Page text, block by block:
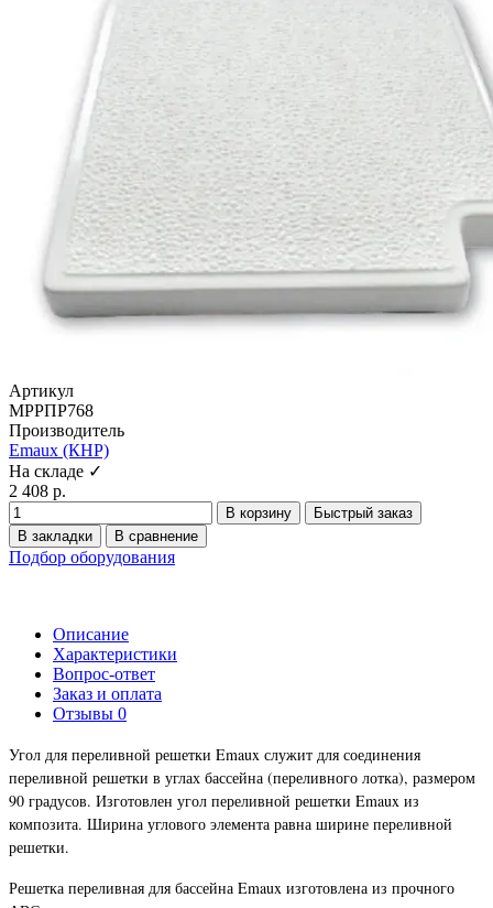
Артикул
МРРПР768
Производитель
Emaux (КНР)
На складе ✓
2 408 р.
В корзину
Быстрый заказ
В закладки
В сравнение
Подбор оборудования
Описание
Характеристики
Вопрос-ответ
Заказ и оплата
Отзывы 0
Угол для переливной решетки Emaux служит для соединения
переливной решетки в углах бассейна (переливного лотка), размером
90 градусов. Изготовлен угол переливной решетки Emaux из
композита. Ширина углового элемента равна ширине переливной
решетки.
Решетка переливная для бассейна Emaux изготовлена из прочного